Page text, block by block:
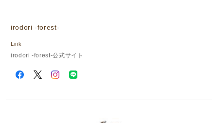
irodori -forest-
Link
irodori -forest-公式サイト